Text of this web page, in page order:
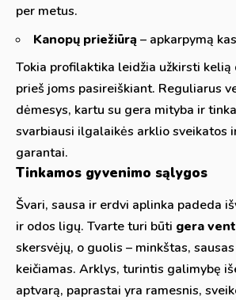
per metus.
Kanopų priežiūrą – apkarpymą
Tokia profilaktika leidžia užkirsti
prieš joms pasireiškiant. Reguliarus
dėmesys, kartu su gera mityba ir
svarbiausi ilgalaikės arklio sveikatos
garantai.
Tinkamos gyvenimo sąlygos
Švari, sausa ir erdvi aplinka padeda
ir odos ligų. Tvarte turi būti gera
skersvėjų, o guolis – minkštas,
keičiamas. Arklys, turintis galimybę
aptvarą, paprastai yra ramesnis,